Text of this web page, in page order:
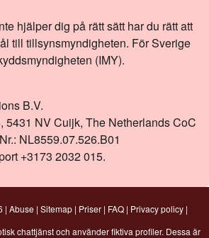
hjälper dig på rätt sätt har du rätt att
till tillsynsmyndigheten. För Sverige
(IMY).
B.V.
5431 NV Cuijk, The Netherlands CoC
NL8559.07.526.B01
+3173 2032 015.
| Abuse | Sitemap| Priser| FAQ| Privacy policy|
chattjänst och använder fiktiva profiler. Dessa är